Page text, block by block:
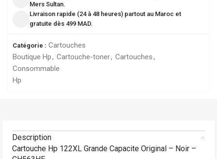
Mers Sultan.
Livraison rapide (24 à 48 heures) partout au Maroc et
gratuite dès 499 MAD.
Catégorie : Cartouches
Boutique Hp, Cartouche-toner, Cartouches,
Consommable
Hp
Description
Cartouche Hp 122XL Grande Capacite Original – Noir –